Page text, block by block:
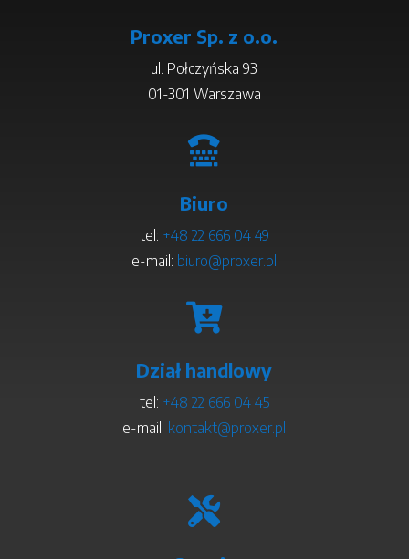
Proxer Sp. z o.o.
ul. Połczyńska 93
01-301 Warszawa

Biuro
tel: +48 22 666 04 49
e-mail: biuro@proxer.pl

Dział handlowy
tel: +48 22 666 04 45
e-mail: kontakt@proxer.pl
